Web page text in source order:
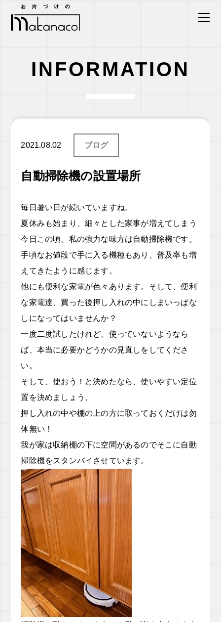
INFORMATION
2021.08.02 ブログ
自動掃除機の設置場所
毎日暑い日が続いていますね。
夏休みも始まり、細々とした家事が増えてしまう
今日この頃、私の強力な味方は自動掃除機です。
手頃なお値段で手に入る機種もあり、普及率も増
えてきたように感じます。
他にも便利な家電が色々あります。そして、便利
な家電達、買った後押し入れの中にしまいっぱな
しになってはいませんか？
一度二度試したけれど、使っていないようなら
ば、本当に必要かどうかの見直しをしてくださ
い。
そして、使おう！と決めたなら、使いやすい定位
置を決めましょう。
押し入れの中や棚の上の方に取っておくだけは勿
体無い！
我が家は収納棚の下に空間があるのでそこに自動
掃除機をスタンバイさせています。